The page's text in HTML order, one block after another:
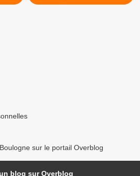
sur le portail Overblog
blog sur Overblog